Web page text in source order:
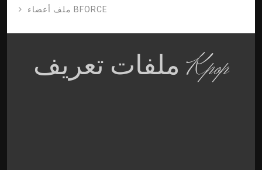
ملف أعضاء BFORCE
ملفات تعريف Kpop